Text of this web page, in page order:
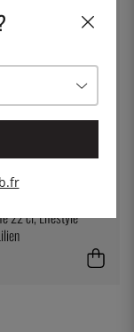
22 cl, Lifestyle